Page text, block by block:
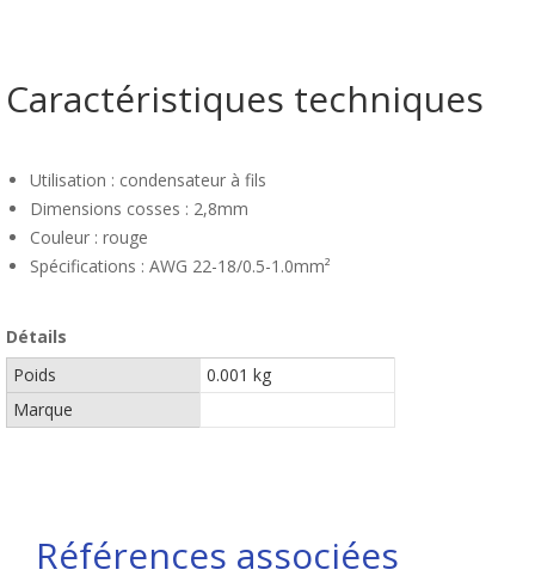
Caractéristiques techniques
Utilisation : condensateur à fils
Dimensions cosses : 2,8mm
Couleur : rouge
Spécifications : AWG 22-18/0.5-1.0mm²
Détails
Poids
0.001 kg
Marque
Références associées